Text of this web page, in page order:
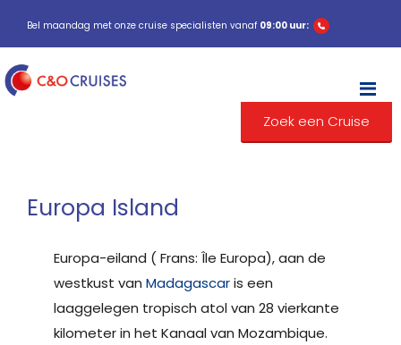
Bel maandag met onze cruise specialisten vanaf 09:00 uur:
Zoek een Cruise
Europa Island
Europa-eiland ( Frans: Île Europa), aan de
westkust van Madagascaris een
laaggelegen tropisch atol van 28 vierkante
kilometer in het Kanaal van Mozambique.